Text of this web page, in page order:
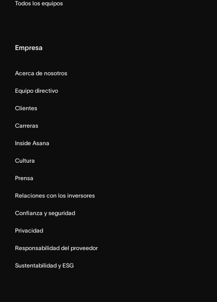
Todos los equipos
Empresa
Acerca de nosotros
Equipo directivo
Clientes
Carreras
Inside Asana
Cultura
Prensa
Relaciones con los inversores
Confianza y seguridad
Privacidad
Responsabilidad del proveedor
Sustentabilidad y ESG